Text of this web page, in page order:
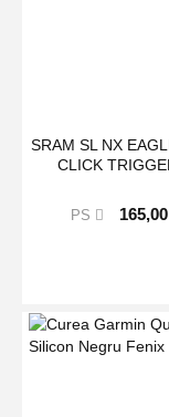
SRAM SL NX
CLICK
PS